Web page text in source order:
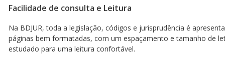
Facilidade de consulta e Leitura
Na BDJUR, toda a legislação, códigos e jurisprudência é
páginas bem formatadas, com um espaçamento e tamanho de
estudado para uma leitura confortável.